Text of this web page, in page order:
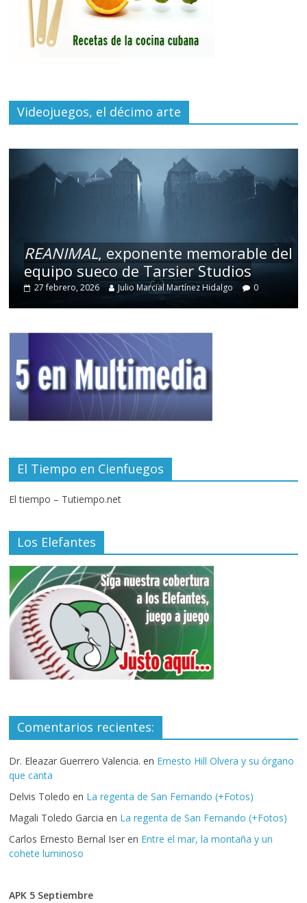
Videojuegos, el décimo arte
, exponente memorable del
sueco de Tarsier Studios
2026 Julio Marcial Martínez Hidalgo 0
Kejora
brilla
El Tiempo en Cienfuegos
El tiempo – Tutiempo.net
Los Elefantes
Comentarios recientes:
Dr. Eleazar Guerrero Valencia. en Ernesto Hill Olvera y su órgano
que canta
Delvis Toledo en La regenta de San Fernando (+Fotos)
Magali Toledo Garcia en La regenta de San Fernando (+Fotos)
Carlos Ernesto Bernal Iser en Entre el mar, la montaña y un
cohete luminoso
APK 5 Septiembre